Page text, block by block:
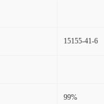
15155-41-6
99%